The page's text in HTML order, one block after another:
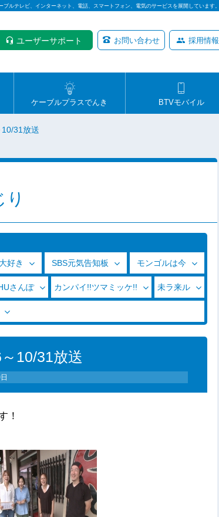
ブルテレビ、インターネット、電話、スマートフォン、電気のサービスを展開しています。
ユーザーサポート お問い合わせ 採用情報
ケーブルプラスでんき BTVモバイル
31放送
り
好き SBS元気告知板 モンゴルは今
さんぽ カンパイ!!ツマミッケ!! 未ラ来ル
10/31放送
！